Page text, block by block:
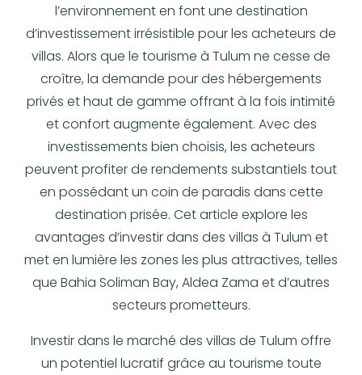
l’environnement en font une destination
d’investissement irrésistible pour les acheteurs de
villas. Alors que le tourisme à Tulum ne cesse de
croître, la demande pour des hébergements
privés et haut de gamme offrant à la fois intimité
et confort augmente également. Avec des
investissements bien choisis, les acheteurs
peuvent profiter de rendements substantiels tout
en possédant un coin de paradis dans cette
destination prisée. Cet article explore les
avantages d’investir dans des villas à Tulum et
met en lumière les zones les plus attractives, telles
que Bahia Soliman Bay, Aldea Zama et d’autres
secteurs prometteurs.
Investir dans le marché des villas de Tulum offre
un potentiel lucratif grâce au tourisme toute